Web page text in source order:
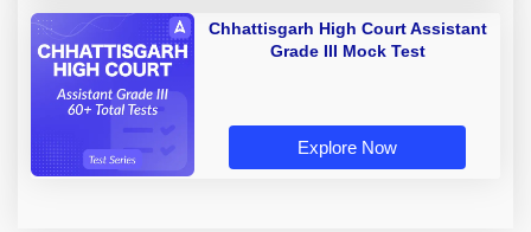
Chhattisgarh High Court Assistant
Grade III Mock Test
Explore Now